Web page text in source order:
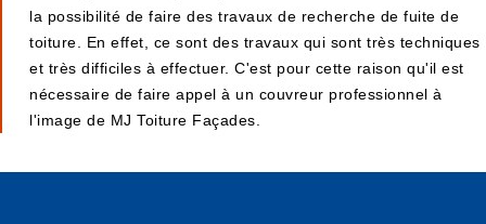
la possibilité de faire des travaux de recherche de fuite de
toiture. En effet, ce sont des travaux qui sont très techniques
et très difficiles à effectuer. C'est pour cette raison qu'il est
nécessaire de faire appel à un couvreur professionnel à
l'image de MJ Toiture Façades.